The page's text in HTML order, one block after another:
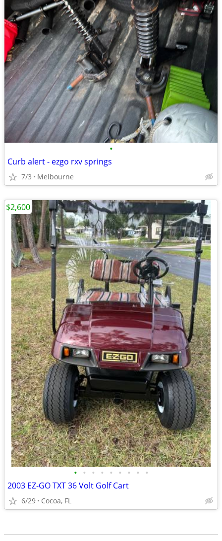
•
Curb alert - ezgo rxv springs
7/3 Melbourne
• • • • • • • • •
2003 EZ-GO TXT 36 Volt Golf Cart
6/29 Cocoa, FL
$2,600